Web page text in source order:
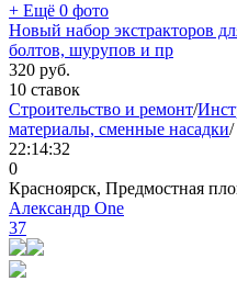
+ Ещё 0 фото
Новый набор экстракторов
болтов, шурупов и пр
320 руб.
10 ставок
Строительство и ремонт/
материалы, сменные насадки/
22:14:32
0
Красноярск, Предмостная
Александр One
37